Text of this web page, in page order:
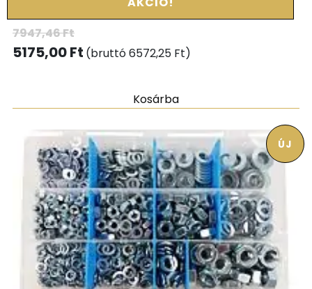
7947,46Ft
5175,00Ft (bruttó6572,25 Ft)
Kosárba
ÚJ